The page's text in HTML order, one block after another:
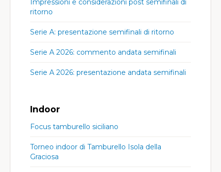
Impressioni e considerazioni post semifinali di
ritorno
Serie A: presentazione semifinali di ritorno
Serie A 2026: commento andata semifinali
Serie A 2026: presentazione andata semifinali
Indoor
Focus tamburello siciliano
Torneo indoor di Tamburello Isola della
Graciosa